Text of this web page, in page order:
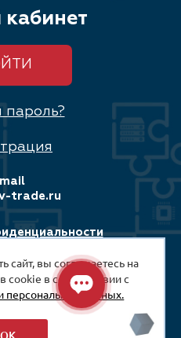
пароль?
trade.ru
персональных данных
2026
Трейд»
сайт, вы соглашаетесь на
cookie в соответствии с
персональных данных.